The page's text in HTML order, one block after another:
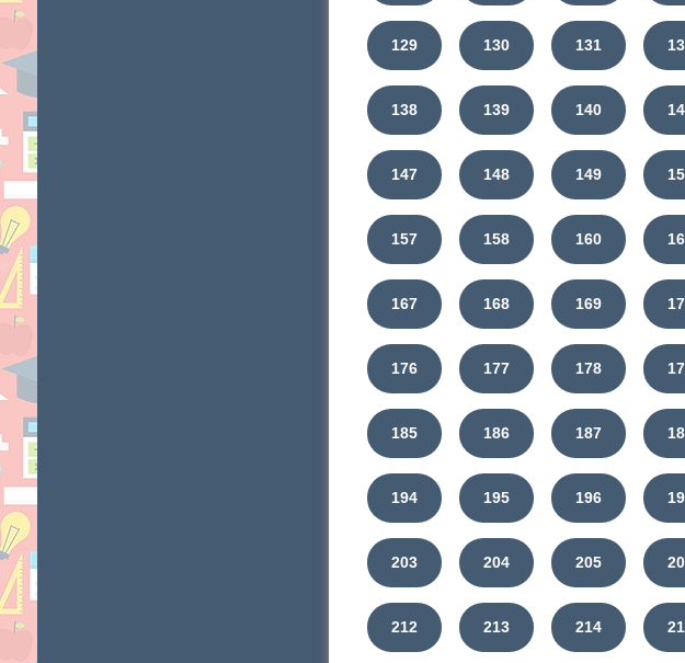
129 130 131
138 139 140
147 148 149
157 158 160
167 168 169
176 177 178
185 186 187
194 195 196
203 204 205
212 213 214